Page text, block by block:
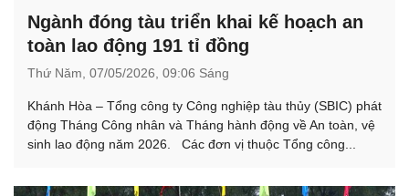
Ngành đóng tàu triển khai kế hoạch an
toàn lao động 191 tỉ đồng
Thứ Năm, 07/05/2026, 09:06 Sáng
Khánh Hòa – Tổng công ty Công nghiệp tàu thủy (SBIC) phát
động Tháng Công nhân và Tháng hành động về An toàn, vệ
sinh lao động năm 2026. Các đơn vị thuộc Tổng công...